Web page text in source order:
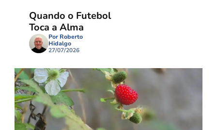
Quando o Futebol
Toca a Alma
Por Roberto
Hidalgo
27/07/2026